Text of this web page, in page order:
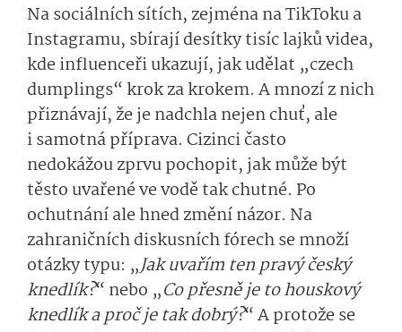
Na sociálních sítích, zejména na TikToku a
Instagramu, sbírají desítky tisíc lajků videa,
kde influenceři ukazují, jak udělat „czech
dumplings“ krok za krokem. A mnozí z nich
přiznávají, že je nadchla nejen chuť, ale
i samotná příprava. Cizinci často
nedokážou zprvu pochopit, jak může být
těsto uvařené ve vodě tak chutné. Po
ochutnání ale hned změní názor. Na
zahraničních diskusních fórech se množí
otázky typu: „Jak uvařím ten pravý český
knedlík?“ nebo „Co přesně je to houskový
knedlík a proč je tak dobrý?“ A protože se